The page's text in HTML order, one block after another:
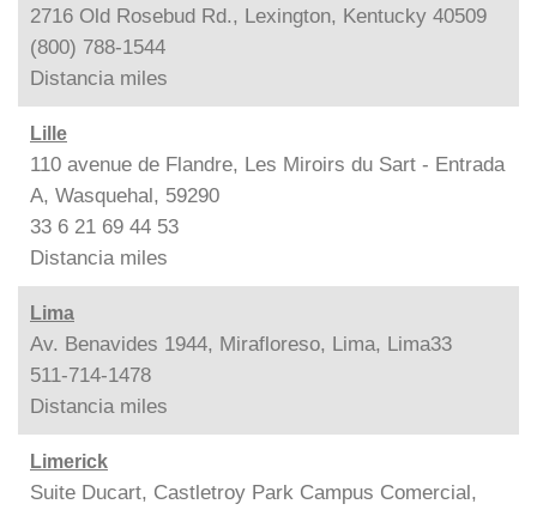
2716 Old Rosebud Rd., Lexington, Kentucky 40509
(800) 788-1544
Distancia miles
Lille
110 avenue de Flandre, Les Miroirs du Sart - Entrada
A, Wasquehal, 59290
33 6 21 69 44 53
Distancia miles
Lima
Av. Benavides 1944, Mirafloreso, Lima, Lima33
511-714-1478
Distancia miles
Limerick
Suite Ducart, Castletroy Park Campus Comercial,